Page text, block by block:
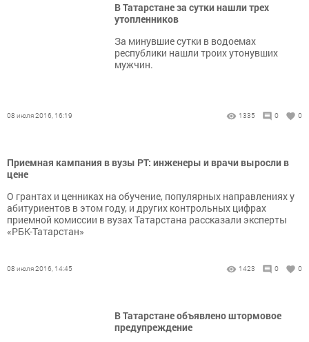
В Татарстане за сутки нашли трех
утопленников
За минувшие сутки в водоемах
республики нашли троих утонувших
мужчин.
08 июля 2016, 16:19 1335 0 0
Приемная кампания в вузы РТ: инженеры и врачи выросли в
цене
О грантах и ценниках на обучение, популярных направлениях у
абитуриентов в этом году, и других контрольных цифрах
приемной комиссии в вузах Татарстана рассказали эксперты
«РБК-Татарстан»
08 июля 2016, 14:45 1423 0 0
В Татарстане объявлено штормовое
предупреждение